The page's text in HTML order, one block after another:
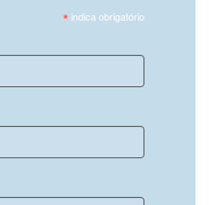
*indica obrigatório